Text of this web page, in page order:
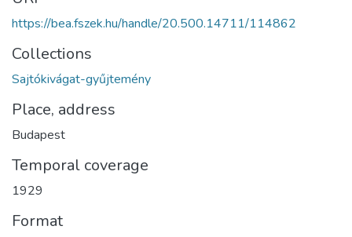
https://bea.fszek.hu/handle/20.500.14711/114862
Collections
Sajtókivágat-gyűjtemény
Place, address
Budapest
Temporal coverage
1929
Format